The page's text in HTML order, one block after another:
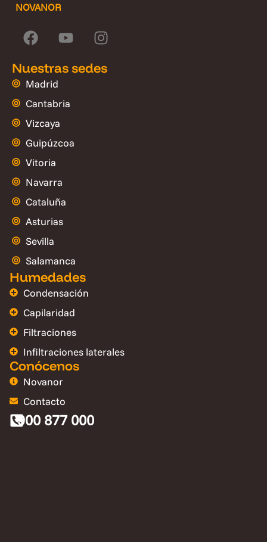
NOVANOR
Nuestras sedes
Madrid
Cantabria
Vizcaya
Guipúzcoa
Vitoria
Navarra
Cataluña
Asturias
Sevilla
Salamanca
Humedades
Condensación
Capilaridad
Filtraciones
Infiltraciones laterales
Conócenos
Novanor
Contacto
900 877 000